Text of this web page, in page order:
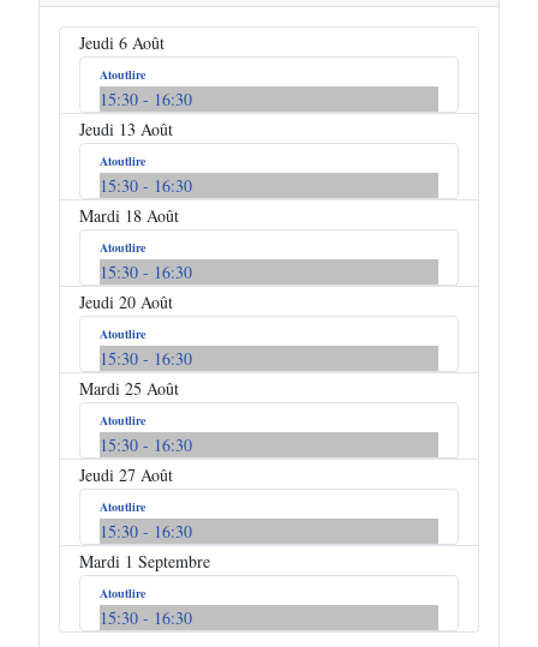
Jeudi 6 Août
Atoutlire
15:30 - 16:30
Jeudi 13 Août
Atoutlire
15:30 - 16:30
Mardi 18 Août
Atoutlire
15:30 - 16:30
Jeudi 20 Août
Atoutlire
15:30 - 16:30
Mardi 25 Août
Atoutlire
15:30 - 16:30
Jeudi 27 Août
Atoutlire
15:30 - 16:30
Mardi 1 Septembre
Atoutlire
15:30 - 16:30